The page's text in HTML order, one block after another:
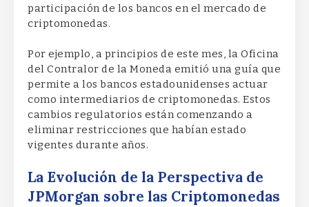
participación de los bancos en el mercado de
criptomonedas.
Por ejemplo, a principios de este mes, la Oficina
del Contralor de la Moneda emitió una guía que
permite a los bancos estadounidenses actuar
como intermediarios de criptomonedas. Estos
cambios regulatorios están comenzando a
eliminar restricciones que habían estado
vigentes durante años.
La Evolución de la Perspectiva de
JPMorgan sobre las Criptomonedas